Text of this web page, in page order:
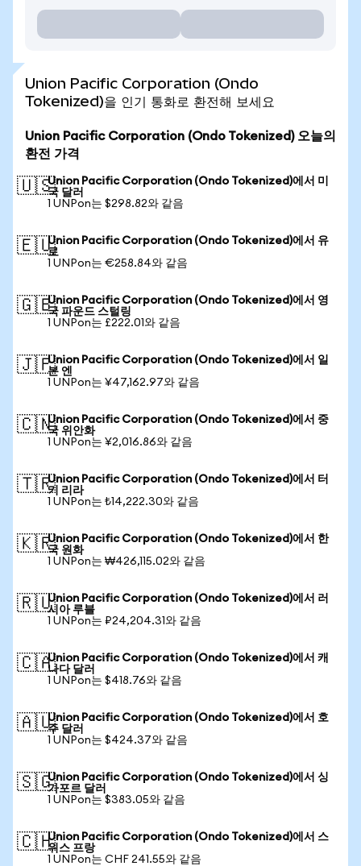
Union Pacific Corporation (Ondo
Tokenized)을 인기 통화로 환전해 보세요
Union Pacific Corporation (Ondo Tokenized) 오늘의
환전 가격
🇺🇸Union Pacific Corporation (Ondo Tokenized)에서 미
국 달러
1 UNPon는 $298.82와 같음
🇪🇺Union Pacific Corporation (Ondo Tokenized)에서 유
로
1 UNPon는 €258.84와 같음
🇬🇧Union Pacific Corporation (Ondo Tokenized)에서 영
국 파운드 스털링
1 UNPon는 £222.01와 같음
🇯🇵Union Pacific Corporation (Ondo Tokenized)에서 일
본 엔
1 UNPon는 ¥47,162.97와 같음
🇨🇳Union Pacific Corporation (Ondo Tokenized)에서 중
국 위안화
1 UNPon는 ¥2,016.86와 같음
🇹🇷Union Pacific Corporation (Ondo Tokenized)에서 터
키 리라
1 UNPon는 ₺14,222.30와 같음
🇰🇷Union Pacific Corporation (Ondo Tokenized)에서 한
국 원화
1 UNPon는 ₩426,115.02와 같음
🇷🇺Union Pacific Corporation (Ondo Tokenized)에서 러
시아 루블
1 UNPon는 ₽24,204.31와 같음
🇨🇦Union Pacific Corporation (Ondo Tokenized)에서 캐
나다 달러
1 UNPon는 $418.76와 같음
🇦🇺Union Pacific Corporation (Ondo Tokenized)에서 호
주 달러
1 UNPon는 $424.37와 같음
🇸🇬Union Pacific Corporation (Ondo Tokenized)에서 싱
가포르 달러
1 UNPon는 $383.05와 같음
🇨🇭Union Pacific Corporation (Ondo Tokenized)에서 스
위스 프랑
1 UNPon는 CHF 241.55와 같음